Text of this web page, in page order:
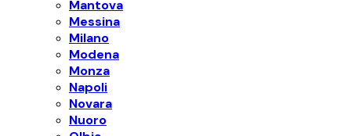
Mantova
Messina
Milano
Modena
Monza
Napoli
Novara
Nuoro